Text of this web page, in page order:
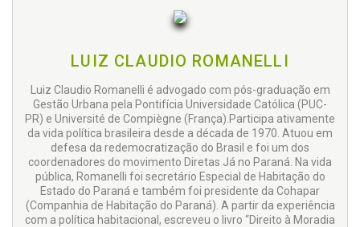
LUIZ CLAUDIO ROMANELLI
Luiz Claudio Romanelli é advogado com pós-graduação em
Gestão Urbana pela Pontifícia Universidade Católica (PUC-
PR) e Université de Compiègne (França).Participa ativamente
da vida política brasileira desde a década de 1970. Atuou em
defesa da redemocratização do Brasil e foi um dos
coordenadores do movimento Diretas Já no Paraná. Na vida
pública, Romanelli foi secretário Especial de Habitação do
Estado do Paraná e também foi presidente da Cohapar
(Companhia de Habitação do Paraná). A partir da experiência
com a política habitacional, escreveu o livro “Direito à Moradia